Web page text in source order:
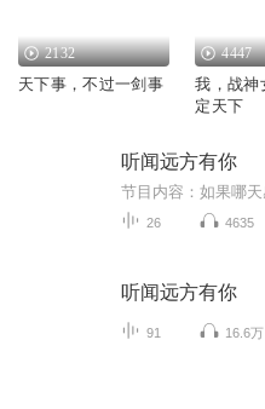
2132
天下事，不过一剑事
4447
我，战神
定天下
听闻远方有你
26 4635
听闻远方有你
91 16.6万